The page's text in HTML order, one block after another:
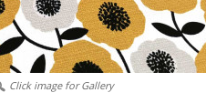
Click image for Gallery